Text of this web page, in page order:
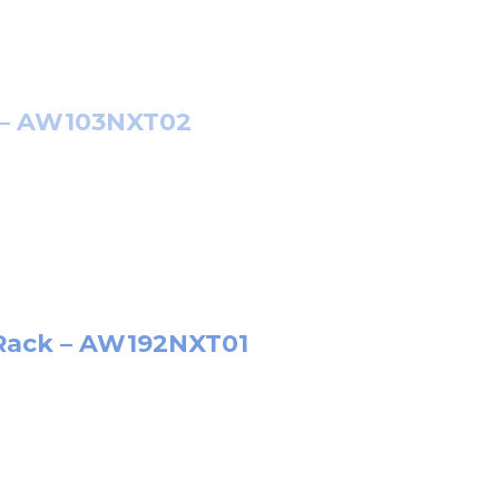
AW103NXT02
– AW192NXT01